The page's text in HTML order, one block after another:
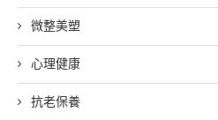
微整美塑
心理健康
抗老保養